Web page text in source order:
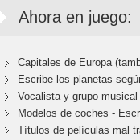
Ahora en juego:
Capitales de Europa
Escribe los planetas
Vocalista y grupo
Modelos de coches -
Títulos de películas mal